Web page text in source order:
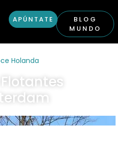
APÚNTATE
BLOG
MUNDO
Holanda
Flotantes